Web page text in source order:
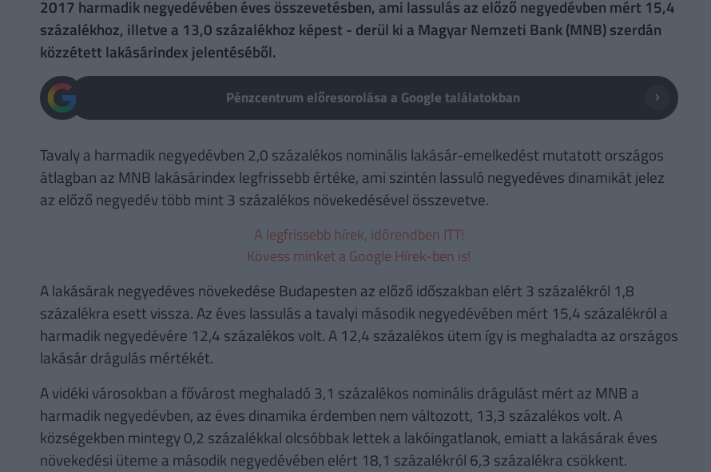
2017 harmadik negyedévében éves összevetésben, ami lassulás az előző negyedévben mért 15,4
százalékhoz, illetve a 13,0 százalékhoz képest - derül ki a Magyar Nemzeti Bank (MNB) szerdán
közzétett lakásárindex jelentéséből.
Pénzcentrum előresorolása a Google találatokban
Tavaly a harmadik negyedévben 2,0 százalékos nominális lakásár-emelkedést mutatott országos
átlagban az MNB lakásárindex legfrissebb értéke, ami szintén lassuló negyedéves dinamikát jelez
az előző negyedév több mint 3 százalékos növekedésével összevetve.
A legfrissebb hírek, időrendben ITT!
Kövess minket a Google Hírek-ben is!
A lakásárak negyedéves növekedése Budapesten az előző időszakban elért 3 százalékról 1,8
százalékra esett vissza. Az éves lassulás a tavalyi második negyedévében mért 15,4 százalékról a
harmadik negyedévére 12,4 százalékos volt. A 12,4 százalékos ütem így is meghaladta az országos
lakásár drágulás mértékét.
A vidéki városokban a fővárost meghaladó 3,1 százalékos nominális drágulást mért az MNB a
harmadik negyedévben, az éves dinamika érdemben nem változott, 13,3 százalékos volt. A
községekben mintegy 0,2 százalékkal olcsóbbak lettek a lakóingatlanok, emiatt a lakásárak éves
növekedési üteme a második negyedévében elért 18,1 százalékról 6,3 százalékra csökkent.